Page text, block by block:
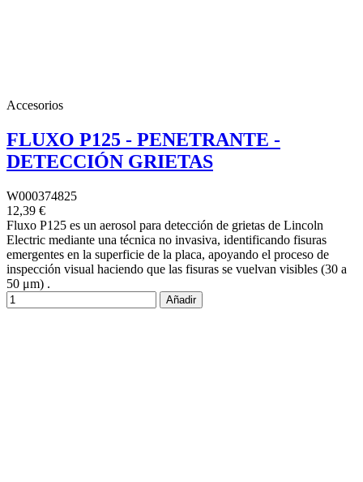
Accesorios
FLUXO P125 - PENETRANTE -
DETECCIÓN GRIETAS
W000374825
12,39 €
Fluxo P125 es un aerosol para detección de grietas de Lincoln
Electric mediante una técnica no invasiva, identificando fisuras
emergentes en la superficie de la placa, apoyando el proceso de
inspección visual haciendo que las fisuras se vuelvan visibles (30 a
50 μm) .
Añadir